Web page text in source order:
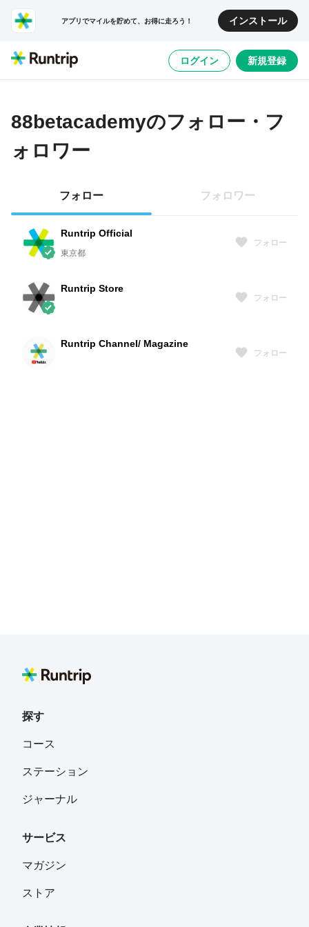
アプリでマイルを貯めて、お得に走ろう！ インストール
ログイン 新規登録
88betacademyのフォロー・フ
ォロワー
フォロー フォロワー
Runtrip Official
東京都
フォロー
Runtrip Store
フォロー
Runtrip Channel/ Magazine
フォロー
探す
コース
ステーション
ジャーナル
サービス
マガジン
ストア